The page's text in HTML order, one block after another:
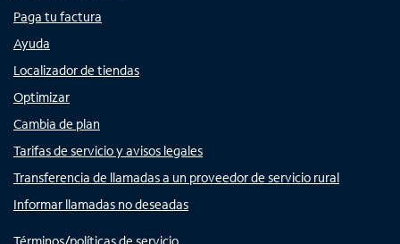
Paga tu factura
Ayuda
Localizador de tiendas
Optimizar
Cambia de plan
Tarifas de servicio y avisos legales
Transferencia de llamadas a un proveedor de servicio rural
Informar llamadas no deseadas